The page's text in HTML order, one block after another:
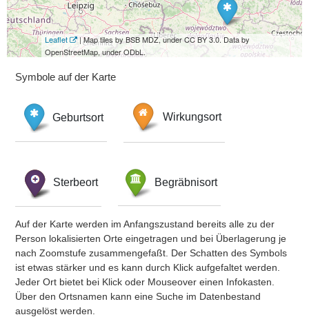
Leaflet
| Map tiles by BSB MDZ, under CC BY 3.0. Data by
OpenStreetMap, under ODbL.
Symbole auf der Karte
Geburtsort Wirkungsort
Sterbeort Begräbnisort
Auf der Karte werden im Anfangszustand bereits alle zu der
Person lokalisierten Orte eingetragen und bei Überlagerung je
nach Zoomstufe zusammengefaßt. Der Schatten des Symbols
ist etwas stärker und es kann durch Klick aufgefaltet werden.
Jeder Ort bietet bei Klick oder Mouseover einen Infokasten.
Über den Ortsnamen kann eine Suche im Datenbestand
ausgelöst werden.